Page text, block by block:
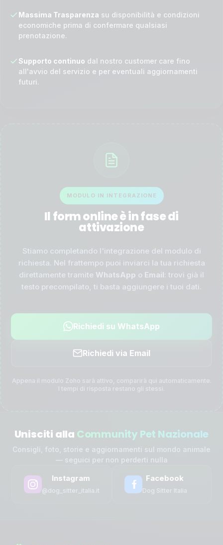
Massima Trasparenza su disponibilità e condizioni
economiche prima di confermare qualsiasi
prenotazione.
Supporto continuo dal nostro customer care fino
all'avvio del servizio e per eventuali aggiornamenti
futuri.
MODULO IN INTEGRAZIONE
Il form online è in fase di
attivazione
Stiamo completando l'integrazione del modulo di
richiesta. Nel frattempo puoi inviarci la tua richiesta
direttamente tramite WhatsApp o Email: trovi già il
testo precompilato, ti basta aggiungere i tuoi dati.
Richiedi su WhatsApp
Richiedi via Email
Appena il modulo Zoho sarà attivo, comparirà qui automaticamente.
I tempi di risposta restano gli stessi.
Unisciti alla Community Pet Nazionale
Consigli, foto, storie e aggiornamenti sul mondo animale
— seguici per non perderti nulla
Instagram
@dog_sitter_italia.it
Facebook
Dog Sitter Italia